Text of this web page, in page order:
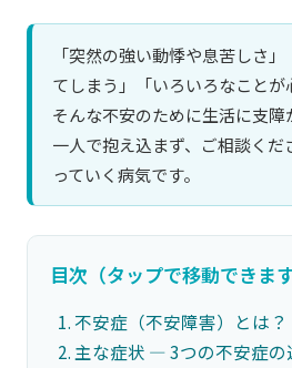
「突然の強い動悸や息苦しさ
てしまう」「いろいろなことが心
そんな不安のために生活に支障
一人で抱え込まず、ご相談く
っていく病気です。
目次（タップで移動できます
不安症（不安障害）とは？
主な症状 ― 3つの不安症の